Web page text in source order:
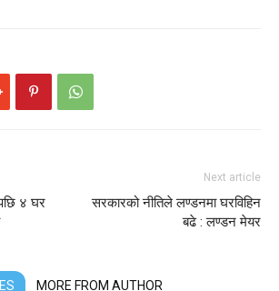
४ घर
Next article
सरकारको नीतिले लण्डनमा घरविहिन
बढे : लण्डन मेयर
MORE FROM AUTHOR